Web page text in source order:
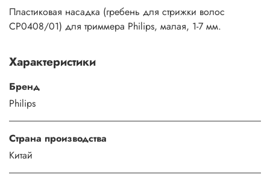
Пластиковая насадка (гребень для стрижки волос
CP0408/01) для триммера Philips, малая, 1-7 мм.
Характеристики
Бренд
Philips
Страна производства
Китай